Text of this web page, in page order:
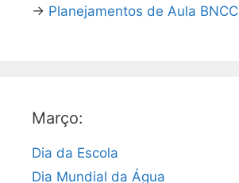
→ Planejamentos de Aula BNCC
Março:
Dia da Escola
Dia Mundial da Água